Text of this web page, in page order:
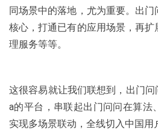
同场景中的落地，尤为重要。出
核心，打通已有的应用场景，再
理服务等等。
这很容易就让我们联想到，出门
a的平台，串联起出门问问在算法
实现多场景联动，全线切入中国用